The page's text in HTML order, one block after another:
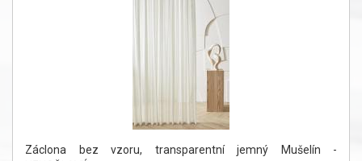
Záclona bez vzoru, transparentní jemný Mušelín -